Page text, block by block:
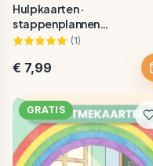
Hulpkaarten ·
stappenplannen
vakgebieden
(1)
€ 7,99
GRATIS